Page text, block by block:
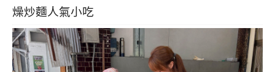
燥炒麵人氣小吃